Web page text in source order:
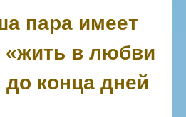
пара имеет
в любви
до конца дней